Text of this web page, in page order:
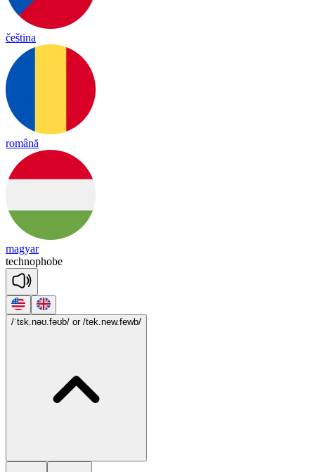
čeština
română
magyar
technophobe
/ˈtɛk.nəʊ.fəʊb/ or /tek.new.fewb/